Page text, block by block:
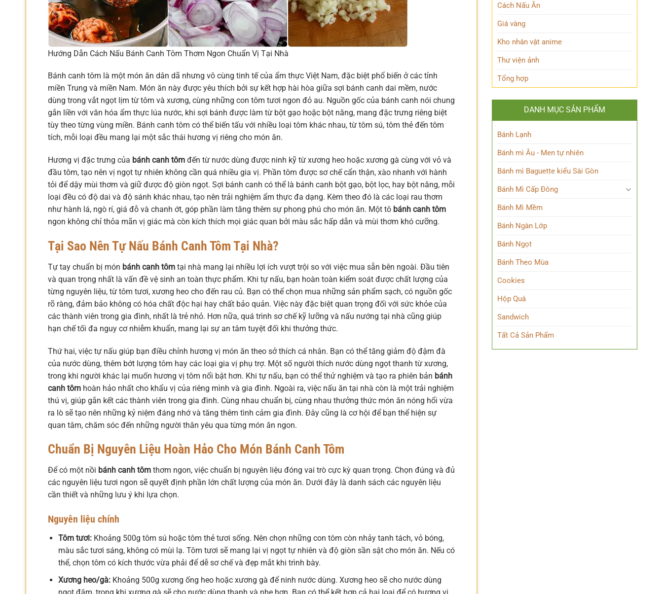
Hướng Dẫn Cách Nấu Bánh Canh Tôm Thơm Ngon Chuẩn Vị Tại Nhà
Bánh canh tôm là một món ăn dân dã nhưng vô cùng tinh tế của ẩm thực Việt Nam, đặc biệt phổ biến ở các tỉnh
miền Trung và miền Nam. Món ăn này được yêu thích bởi sự kết hợp hài hòa giữa sợi bánh canh dai mềm, nước
dùng trong vắt ngọt lịm từ tôm và xương, cùng những con tôm tươi ngon đỏ au. Nguồn gốc của bánh canh nói chung
gắn liền với văn hóa ẩm thực lúa nước, khi sợi bánh được làm từ bột gạo hoặc bột năng, mang đặc trưng riêng biệt
tùy theo từng vùng miền. Bánh canh tôm có thể biến tấu với nhiều loại tôm khác nhau, từ tôm sú, tôm thẻ đến tôm
tích, mỗi loại đều mang lại một sắc thái hương vị riêng cho món ăn.
Hương vị đặc trưng của bánh canh tôm đến từ nước dùng được ninh kỹ từ xương heo hoặc xương gà cùng với vỏ và
đầu tôm, tạo nên vị ngọt tự nhiên không cần quá nhiều gia vị. Phần tôm được sơ chế cẩn thận, xào nhanh với hành
tỏi để dậy mùi thơm và giữ được độ giòn ngọt. Sợi bánh canh có thể là bánh canh bột gạo, bột lọc, hay bột năng, mỗi
loại đều có độ dai và độ sánh khác nhau, tạo nên trải nghiệm ẩm thực đa dạng. Kèm theo đó là các loại rau thơm
như hành lá, ngò rí, giá đỗ và chanh ớt, góp phần làm tăng thêm sự phong phú cho món ăn. Một tô bánh canh tôm
ngon không chỉ thỏa mãn vị giác mà còn kích thích mọi giác quan bởi màu sắc hấp dẫn và mùi thơm khó cưỡng.
Tại Sao Nên Tự Nấu Bánh Canh Tôm Tại Nhà?
Tự tay chuẩn bị món bánh canh tôm tại nhà mang lại nhiều lợi ích vượt trội so với việc mua sẵn bên ngoài. Đầu tiên
và quan trọng nhất là vấn đề vệ sinh an toàn thực phẩm. Khi tự nấu, bạn hoàn toàn kiểm soát được chất lượng của
từng nguyên liệu, từ tôm tươi, xương heo cho đến rau củ. Bạn có thể chọn mua những sản phẩm sạch, có nguồn gốc
rõ ràng, đảm bảo không có hóa chất độc hại hay chất bảo quản. Việc này đặc biệt quan trọng đối với sức khỏe của
các thành viên trong gia đình, nhất là trẻ nhỏ. Hơn nữa, quá trình sơ chế kỹ lưỡng và nấu nướng tại nhà cũng giúp
hạn chế tối đa nguy cơ nhiễm khuẩn, mang lại sự an tâm tuyệt đối khi thưởng thức.
Thứ hai, việc tự nấu giúp bạn điều chỉnh hương vị món ăn theo sở thích cá nhân. Bạn có thể tăng giảm độ đậm đà
của nước dùng, thêm bớt lượng tôm hay các loại gia vị phụ trợ. Một số người thích nước dùng ngọt thanh từ xương,
trong khi người khác lại muốn hương vị tôm nổi bật hơn. Khi tự nấu, bạn có thể thử nghiệm và tạo ra phiên bản bánh
canh tôm hoàn hảo nhất cho khẩu vị của riêng mình và gia đình. Ngoài ra, việc nấu ăn tại nhà còn là một trải nghiệm
thú vị, giúp gắn kết các thành viên trong gia đình. Cùng nhau chuẩn bị, cùng nhau thưởng thức món ăn nóng hổi vừa
ra lò sẽ tạo nên những kỷ niệm đáng nhớ và tăng thêm tình cảm gia đình. Đây cũng là cơ hội để bạn thể hiện sự
quan tâm, chăm sóc đến những người thân yêu qua từng món ăn ngon.
Chuẩn Bị Nguyên Liệu Hoàn Hảo Cho Món Bánh Canh Tôm
Để có một nồi bánh canh tôm thơm ngon, việc chuẩn bị nguyên liệu đóng vai trò cực kỳ quan trọng. Chọn đúng và đủ
các nguyên liệu tươi ngon sẽ quyết định phần lớn chất lượng của món ăn. Dưới đây là danh sách các nguyên liệu
cần thiết và những lưu ý khi lựa chọn.
Nguyên liệu chính
Tôm tươi:Khoảng 500g tôm sú hoặc tôm thẻ tươi sống. Nên chọn những con tôm còn nhảy tanh tách, vỏ bóng,
màu sắc tươi sáng, không có mùi lạ. Tôm tươi sẽ mang lại vị ngọt tự nhiên và độ giòn sần sật cho món ăn. Nếu có
thể, chọn tôm có kích thước vừa phải để dễ sơ chế và đẹp mắt khi trình bày.
Xương heo/gà:Khoảng 500g xương ống heo hoặc xương gà để ninh nước dùng. Xương heo sẽ cho nước dùng
ngọt đậm, trong khi xương gà sẽ cho nước dùng thanh và nhẹ hơn. Bạn có thể kết hợp cả hai loại để có hương vị
Cách Nấu Ăn
Giá vàng
Kho nhân vật anime
Thư viện ảnh
Tổng hợp
DANH MỤC SẢN PHẨM
Bánh Lạnh
Bánh mì Âu - Men tự nhiên
Bánh mì Baguette kiểu Sài Gòn
Bánh Mì Cấp Đông
Bánh Mì Mềm
Bánh Ngàn Lớp
Bánh Ngọt
Bánh Theo Mùa
Cookies
Hộp Quà
Sandwich
Tất Cả Sản Phẩm